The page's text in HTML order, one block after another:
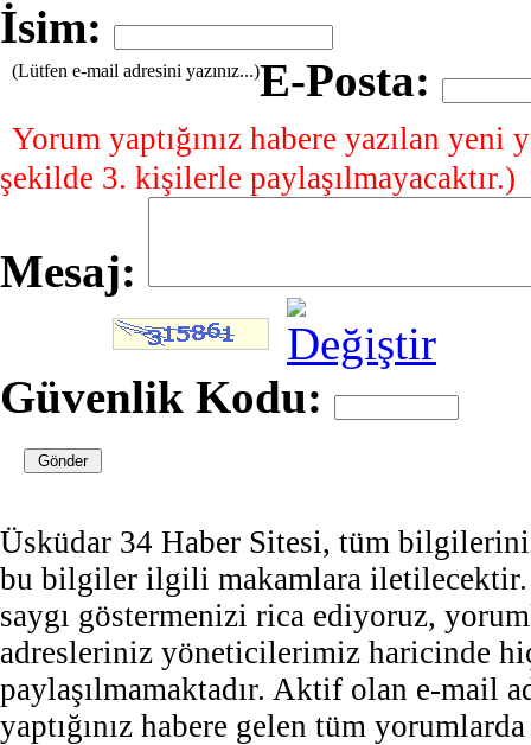
İsim:
E-Posta:
(Lütfen e-mail adresini yazınız...)
Yorum yaptığınız habere yazılan
şekilde 3. kişilerle paylaşılmayacaktır.)
Mesaj:
Güvenlik Kodu:
Üsküdar 34 Haber Sitesi, tüm
bu bilgiler ilgili makamlara iletilecektir.
saygı göstermenizi rica ediyoruz,
adresleriniz yöneticilerimiz haricinde
paylaşılmamaktadır. Aktif olan e-mail
yaptığınız habere gelen tüm